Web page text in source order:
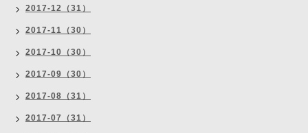
2017-12（31）
2017-11（30）
2017-10（30）
2017-09（30）
2017-08（31）
2017-07（31）